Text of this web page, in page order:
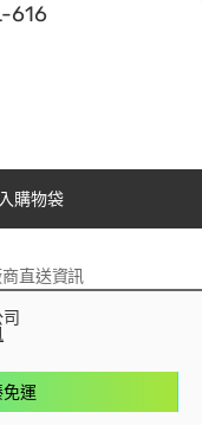
616
購物袋
商直送資訊
運